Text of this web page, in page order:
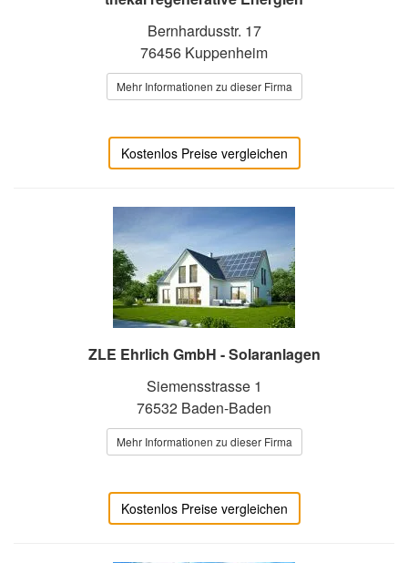
Bernhardusstr. 17
76456 Kuppenheim
Mehr Informationen zu dieser Firma
Kostenlos Preise vergleichen
ZLE Ehrlich GmbH - Solaranlagen
Siemensstrasse 1
76532 Baden-Baden
Mehr Informationen zu dieser Firma
Kostenlos Preise vergleichen